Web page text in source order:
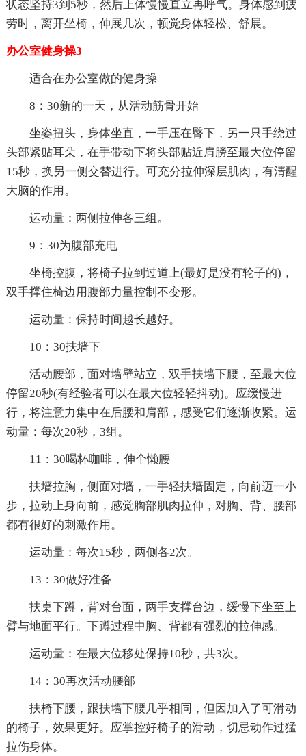
状态坚持3到5秒，然后上体慢慢直立再呼气。身体感到疲
劳时，离开坐椅，伸展几次，顿觉身体轻松、舒展。
办公室健身操3
适合在办公室做的健身操
8：30新的一天，从活动筋骨开始
坐姿扭头，身体坐直，一手压在臀下，另一只手绕过
头部紧贴耳朵，在手带动下将头部贴近肩膀至最大位停留
15秒，换另一侧交替进行。可充分拉伸深层肌肉，有清醒
大脑的作用。
运动量：两侧拉伸各三组。
9：30为腹部充电
坐椅控腹，将椅子拉到过道上(最好是没有轮子的)，
双手撑住椅边用腹部力量控制不变形。
运动量：保持时间越长越好。
10：30扶墙下
活动腰部，面对墙壁站立，双手扶墙下腰，至最大位
停留20秒(有经验者可以在最大位轻轻抖动)。应缓慢进
行，将注意力集中在后腰和肩部，感受它们逐渐收紧。运
动量：每次20秒，3组。
11：30喝杯咖啡，伸个懒腰
扶墙拉胸，侧面对墙，一手轻扶墙固定，向前迈一小
步，拉动上身向前，感觉胸部肌肉拉伸，对胸、背、腰部
都有很好的刺激作用。
运动量：每次15秒，两侧各2次。
13：30做好准备
扶桌下蹲，背对台面，两手支撑台边，缓慢下坐至上
臂与地面平行。下蹲过程中胸、背都有强烈的拉伸感。
运动量：在最大位移处保持10秒，共3次。
14：30再次活动腰部
扶椅下腰，跟扶墙下腰几乎相同，但因加入了可滑动
的椅子，效果更好。应掌控好椅子的滑动，切忌动作过猛
拉伤身体。